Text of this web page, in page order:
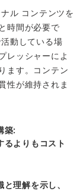
ル コンテンツを
時間が必要で
動している場
レッシャーによ
ます。コンテン
性が維持されま
築:
るよりもコスト
理解を示し、